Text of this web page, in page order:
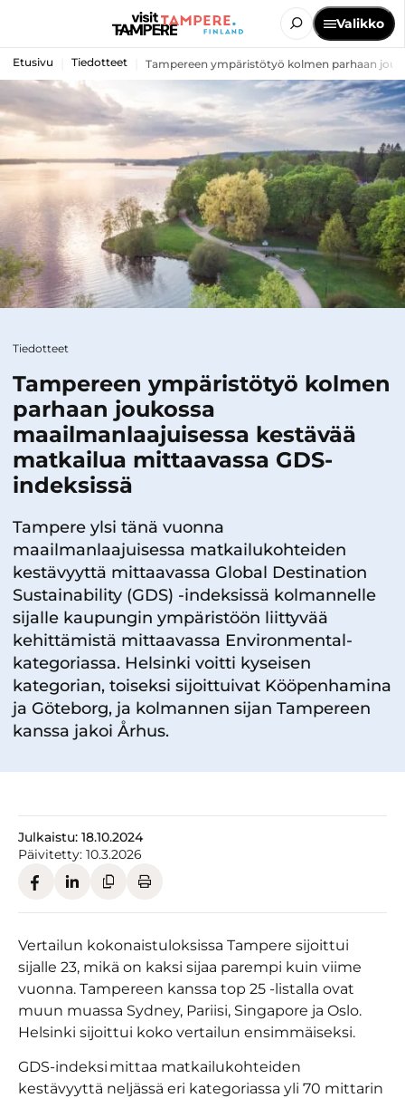
Valikko
Etusivu Tiedotteet Tampereen ympäristötyö kolmen parhaan
Tiedotteet
Tampereen ympäristötyö kolmen
parhaan joukossa
maailmanlaajuisessa kestävää
matkailua mittaavassa GDS-
indeksissä
Tampere ylsi tänä vuonna
maailmanlaajuisessa matkailukohteiden
kestävyyttä mittaavassa Global Destination
Sustainability (GDS) -indeksissä kolmannelle
sijalle kaupungin ympäristöön liittyvää
kehittämistä mittaavassa Environmental-
kategoriassa. Helsinki voitti kyseisen
kategorian, toiseksi sijoittuivat Kööpenhamina
ja Göteborg, ja kolmannen sijan Tampereen
kanssa jakoi Århus.
Julkaistu: 18.10.2024
Päivitetty: 10.3.2026
Vertailun kokonaistuloksissa Tampere sijoittui
sijalle 23, mikä on kaksi sijaa parempi kuin viime
vuonna. Tampereen kanssa top 25 -listalla ovat
muun muassa Sydney, Pariisi, Singapore ja Oslo.
Helsinki sijoittui koko vertailun ensimmäiseksi.
GDS-indeksi mittaa matkailukohteiden
kestävyyttä neljässä eri kategoriassa yli 70 mittarin